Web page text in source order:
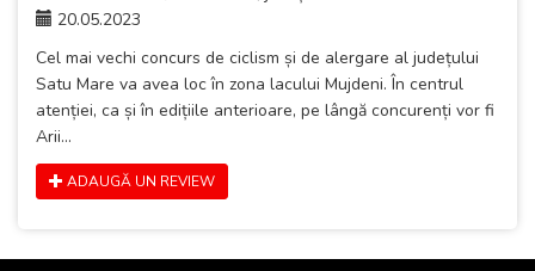
20.05.2023
Cel mai vechi concurs de ciclism și de alergare al județului
Satu Mare va avea loc în zona lacului Mujdeni. În centrul
atenției, ca și în edițiile anterioare, pe lângă concurenți vor fi
Arii...
ADAUGĂ UN REVIEW